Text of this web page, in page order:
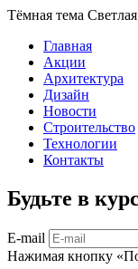
Тёмная тема
Главная
Акции
Архитектура
Дизайн
Новости
Строительство
Технологии
Контакты
Будьте в
E-mail
Нажимая кнопку